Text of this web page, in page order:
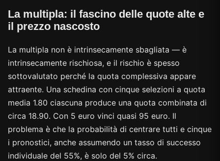
La multipla: il fascino delle quote alte e
il prezzo nascosto
La multipla non è intrinsecamente sbagliata — è
intrinsecamente rischiosa, e il rischio è spesso
sottovalutato perché la quota complessiva appare
attraente. Una schedina con cinque selezioni a quota
media 1.80 ciascuna produce una quota combinata di
circa 18.90. Con 5 euro vinci quasi 95 euro. Il
problema è che la probabilità di centrare tutti e cinque
i pronostici, anche assumendo un tasso di successo
individuale del 55%, è solo del 5% circa.